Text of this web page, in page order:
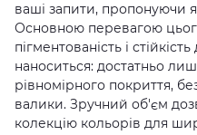
ваші запити, пропонуючи
Основною перевагою
пігментованість і
наноситься: достатньо
рівномірного покриття,
валики. Зручний об'єм
колекцію кольорів для